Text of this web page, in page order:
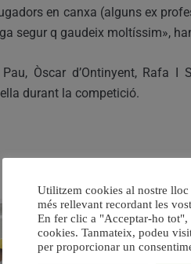
en canxa (alguns ex
segur q gaudeix moltíssim»,
Òscar d’Ontinyent, Rafa I
durant la competició.
Utilitzem cookies al nostre
més rellevant recordant les
En fer clic a "Acceptar-ho tot",
cookies. Tanmateix, podeu
per proporcionar un